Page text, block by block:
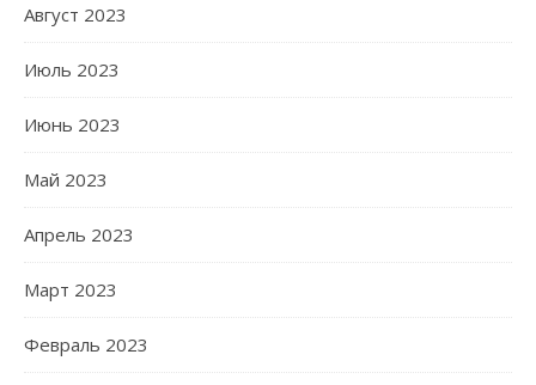
Август 2023
Июль 2023
Июнь 2023
Май 2023
Апрель 2023
Март 2023
Февраль 2023